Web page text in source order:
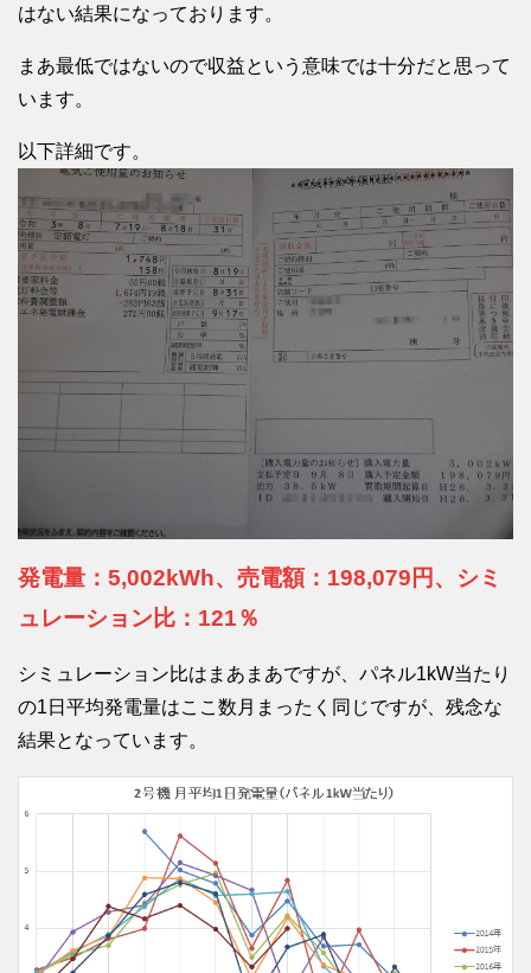
はない結果になっております。
まあ最低ではないので収益という意味では十分だと思って
います。
以下詳細です。
発電量：5,002kWh、売電額：198,079円、シミ
ュレーション比：121％
シミュレーション比はまあまあですが、パネル1kW当たり
の1日平均発電量はここ数月まったく同じですが、残念な
結果となっています。